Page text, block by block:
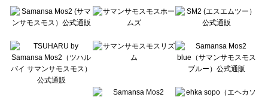
Te chichi（テチチ）のバッグ一覧
Te chichi CLASSIC（テチチ クラシック）のバッグ一覧
Lugnoncure（ルノンキュール）のバッグ一覧
BETTY'S BLUE（べティーズブルー）のバッグ一覧
Wpc.（ワールドパーティー）のバッグ一覧